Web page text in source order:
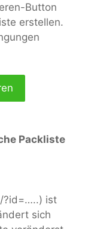
Button
erstellen.
Packliste
?id=…..) ist
sich